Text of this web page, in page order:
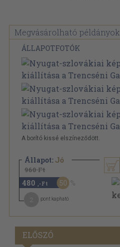
Megvásárolható példányok
ÁLLAPOTFOTÓK
A borító kissé elszíneződött.
Állapot: Jó
960 Ft
480 ,-Ft 50
pont kapható
ELŐSZÓ